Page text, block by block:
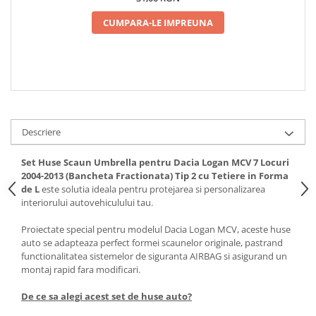
Spray Curatare Frane
Produse Intretinere si Detailing
Curatare si Detailing Exterior
Articole Auto Sezoniere
Produse de Iarna
Cabluri Pornire
Produse de Vara
CUMPARA-LE IMPREUNA
Descriere
Set Huse Scaun Umbrella pentru Dacia Logan MCV 7 Locuri
2004-2013 (Bancheta Fractionata) Tip 2 cu Tetiere in Forma
de Leste solutia ideala pentru protejarea si personalizarea
interiorului autovehiculului tau.
Proiectate special pentru modelul Dacia Logan MCV, aceste huse
auto se adapteaza perfect formei scaunelor originale, pastrand
functionalitatea sistemelor de siguranta AIRBAG si asigurand un
montaj rapid fara modificari.
De ce sa alegi acest set de huse auto?